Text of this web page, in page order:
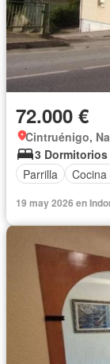
72.000 €
Cintruénigo,
3 Dormitorios
Parrilla
19 may 2026 en